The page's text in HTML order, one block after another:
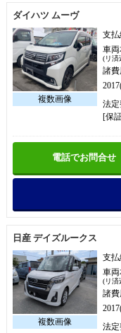
ダイハツ ムーヴ
支
車
(リ済
諸費
法
[保
電話でお問合せ
日産 デイズルークス
支
車
(リ済
諸費
法